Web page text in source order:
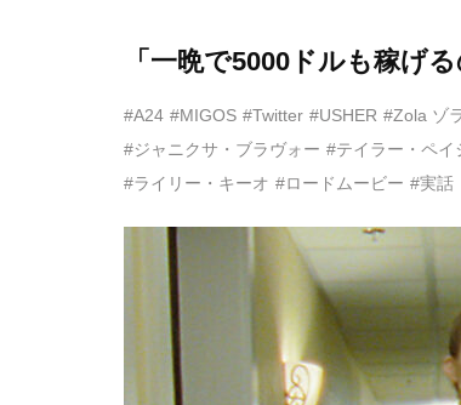
「一晩で5000ドルも稼げ
#A24 #MIGOS #Twitter #USHER #Zola ゾ
#ジャニクサ・ブラヴォー #テイラー・ペイ
#ライリー・キーオ #ロードムービー #実話